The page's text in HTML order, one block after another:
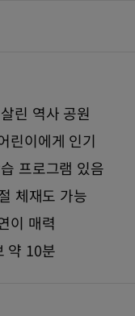
린 역사 공원
린이에게 인기
프로그램 있음
체재도 가능
이 매력
약 10분